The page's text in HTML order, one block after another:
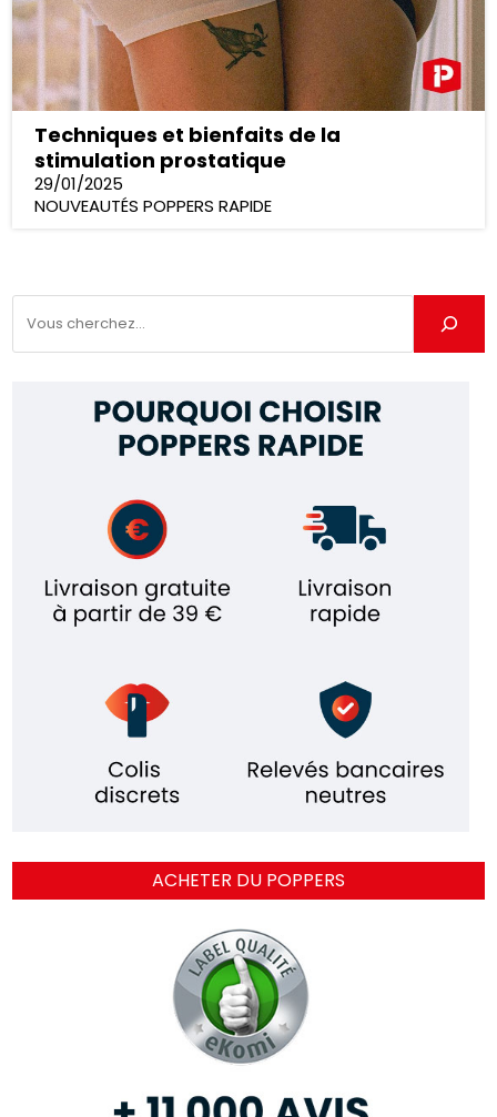
Techniques et bienfaits de la
stimulation prostatique
29/01/2025
NOUVEAUTÉS POPPERS RAPIDE
ACHETER DU POPPERS